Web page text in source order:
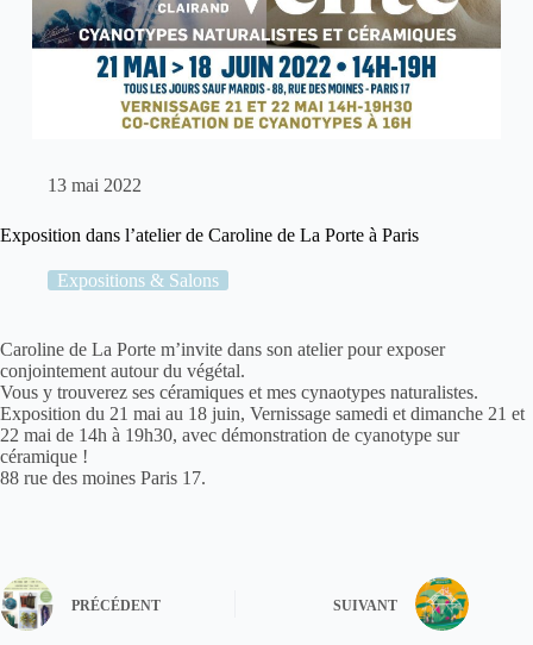
13 mai 2022
Exposition dans l’atelier de Caroline de La Porte à Paris
Expositions & Salons
Caroline de La Porte m’invite dans son atelier pour exposer
conjointement autour du végétal.
Vous y trouverez ses céramiques et mes cynaotypes naturalistes.
Exposition du 21 mai au 18 juin, Vernissage samedi et dimanche 21 et
22 mai de 14h à 19h30, avec démonstration de cyanotype sur
céramique !
88 rue des moines Paris 17.
PRÉCÉDENT SUIVANT